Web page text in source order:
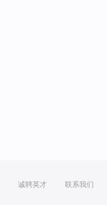
诚聘英才 联系我们